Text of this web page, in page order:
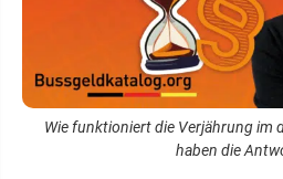
Wie funktioniert die Verjährung im
haben die